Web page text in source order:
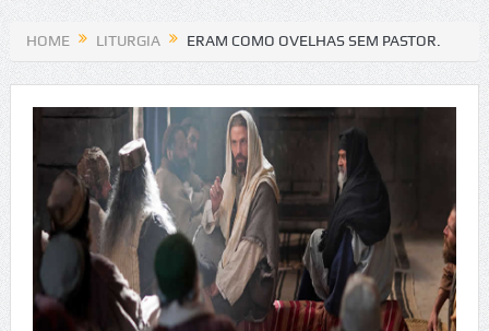
HOME LITURGIA ERAM COMO OVELHAS SEM PASTOR.